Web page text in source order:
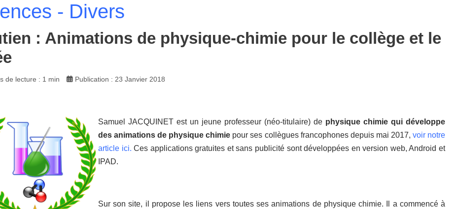
- Divers
: Animations de physique-chimie pour le collège et le
de lecture : 1 min Publication : 23 Janvier 2018
Samuel JACQUINET est un jeune professeur (néo-titulaire) de physique chimie qui développe
des animations de physique chimie pour ses collègues francophones depuis mai 2017, voir notre
article ici. Ces applications gratuites et sans publicité sont développées en version web, Android et
IPAD.
Sur son site, il propose les liens vers toutes ses animations de physique chimie. Il a commencé à